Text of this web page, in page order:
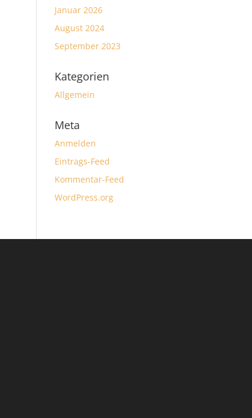
Januar 2026
August 2024
September 2023
Kategorien
Allgemein
Meta
Anmelden
Eintrags-Feed
Kommentar-Feed
WordPress.org